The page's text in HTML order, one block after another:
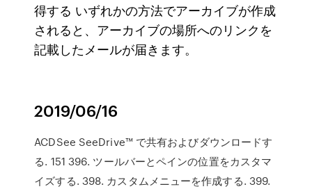
得する いずれかの方法でアーカイブが作成
されると、アーカイブの場所へのリンクを
記載したメールが届きます。
2019/06/16
ACDSee SeeDrive™ で共有およびダウンロードす
る. 151 396. ツールバーとペインの位置をカスタマ
イズする. 398. カスタムメニューを作成する. 399.